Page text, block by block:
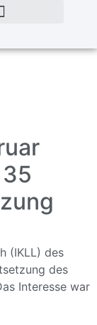
(IKLL) des
des
Interesse war